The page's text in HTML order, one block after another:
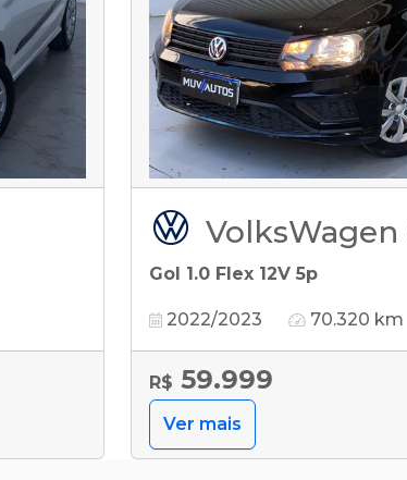
VolksWagen
Gol 1.0 Flex 12V 5p
2022/2023 70.320 km
R$ 59.999
Ver mais